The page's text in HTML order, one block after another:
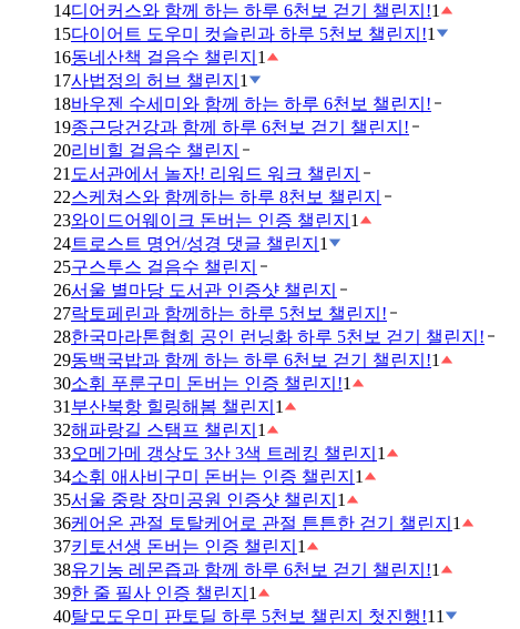
14디어커스와 함께 하는 하루 6천보 걷기 챌린지!1
15다이어트 도우미 컷슬린과 하루 5천보 챌린지!1
16동네산책 걸음수 챌린지 1
17사법정의 허브 챌린지 1
18바우젠 수세미와 함께 하는 하루 6천보 챌린지!
19종근당건강과 함께 하루 6천보 걷기 챌린지!
20리비힐 걸음수 챌린지
21 도서관에서 놀자! 리워드 워크 챌린지
22스케쳐스와 함께하는 하루 8천보 챌린지
23와이드어웨이크 돈버는 인증 챌린지 1
24트로스트 명언/성경 댓글 챌린지 1
25구스투스 걸음수 챌린지
26서울 별마당 도서관 인증샷 챌린지
27락토페린과 함께하는 하루 5천보 챌린지!
28한국마라톤협회 공인 런닝화 하루 5천보 걷기 챌린지!
29동백국밥과 함께 하는 하루 6천보 걷기 챌린지!1
30소휘 푸룬구미 돈버는 인증 챌린지!1
31 부산북항 힐링해봄 챌린지 1
32해파랑길 스탬프 챌린지 1
33오메가메 갱상도 3산 3색 트레킹 챌린지 1
34소휘 애사비구미 돈버는 인증 챌린지 1
35서울 중랑 장미공원 인증샷 챌린지 1
36케어온 관절 토탈케어로 관절 튼튼한 걷기 챌린지 1
37키토선생 돈버는 인증 챌린지 1
38유기농 레몬즙과 함께 하루 6천보 걷기 챌린지!1
39한 줄 필사 인증 챌린지 1
40탈모도우미 판토딜 하루 5천보 챌린지 첫진행!11